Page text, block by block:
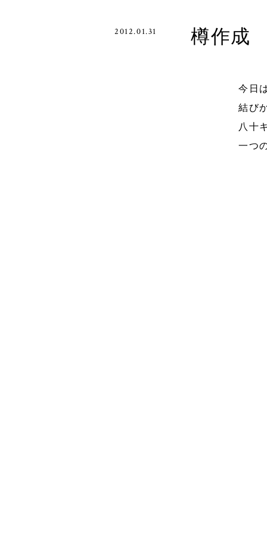
2012.01.31 樽作成
今日
結び
八十
一つ